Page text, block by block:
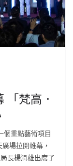
「梵高．
個重點藝術項目
場拉開帷幕，
長楊潤雄出席了